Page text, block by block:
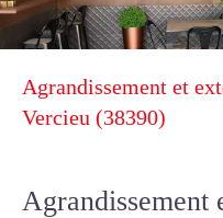
Agrandissement et
Vercieu (38390)
Agrandissement